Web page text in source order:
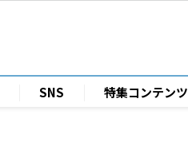
SNS 特集コンテンツ